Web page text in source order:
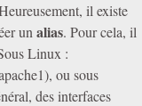
il existe
un alias. Pour cela, il
Linux :
ou sous
des interfaces